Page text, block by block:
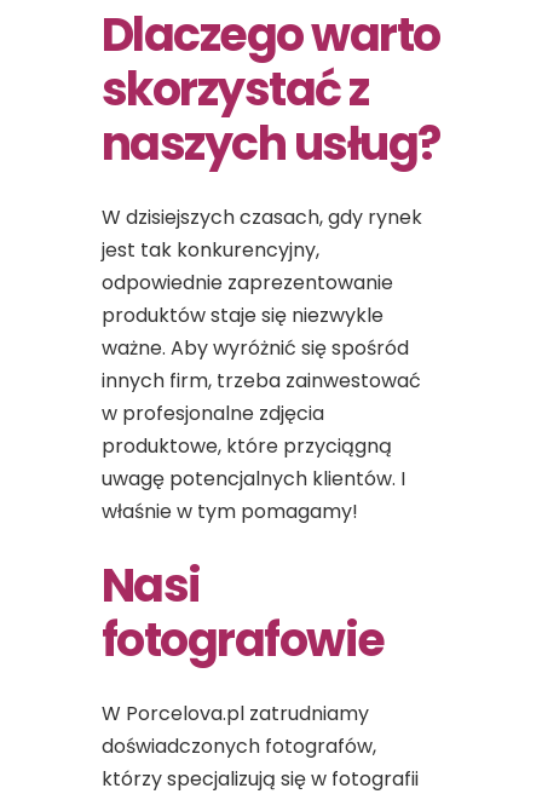
Dlaczego warto
skorzystać z
naszych usług?
W dzisiejszych czasach, gdy rynek
jest tak konkurencyjny,
odpowiednie zaprezentowanie
produktów staje się niezwykle
ważne. Aby wyróżnić się spośród
innych firm, trzeba zainwestować
w profesjonalne zdjęcia
produktowe, które przyciągną
uwagę potencjalnych klientów. I
właśnie w tym pomagamy!
Nasi
fotografowie
W Porcelova.pl zatrudniamy
doświadczonych fotografów,
którzy specjalizują się w fotografii